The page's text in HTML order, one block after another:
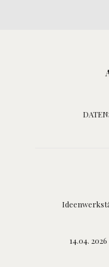
14.04.